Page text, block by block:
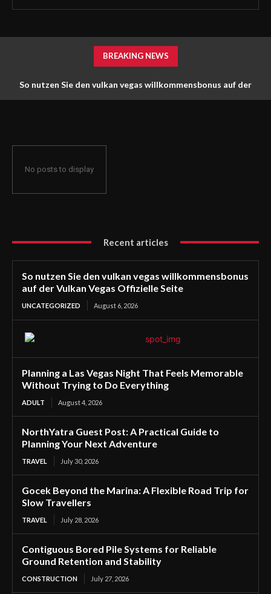
BREAKING NEWS
So nutzen Sie den vulkan vegas willkommensbonus auf der
No posts to display
Recent articles
So nutzen Sie den vulkan vegas willkommensbonus
auf der Vulkan Vegas Offizielle Seite
UNCATEGORIZED August 6, 2026
Planning a Las Vegas Night That Feels Memorable
Without Trying to Do Everything
ADULT August 4, 2026
NorthYatra Guest Post: A Practical Guide to
Planning Your Next Adventure
TRAVEL July 30, 2026
Gocek Beyond the Marina: A Flexible Road Trip for
Slow Travellers
TRAVEL July 28, 2026
Contiguous Bored Pile Systems for Reliable
Ground Retention and Stability
CONSTRUCTION July 27, 2026